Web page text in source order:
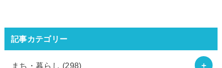
記事カテゴリー
まち・暮らし (298)